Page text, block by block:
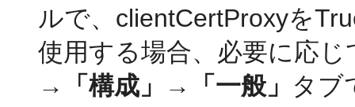
ルで、clientCertProxyを
使用する場合、必要に応
→
「構成」 → 「一般」 タブ